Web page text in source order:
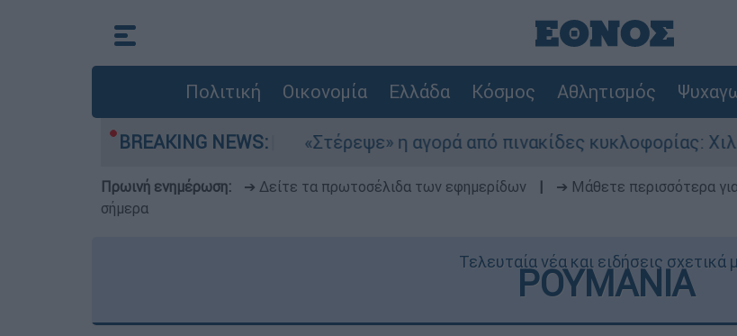
Πολιτική Οικονομία Ελλάδα Κόσμος Αθλητισμός
BREAKING NEWS:
στο Αιγαίο «Στέρεψε» η αγορά από πινακίδες κυκλοφορίας: Χιλιάδες
Πρωινή ενημέρωση: ➔ Δείτε τα πρωτοσέλιδα των εφημερίδων ➔ Μάθετε περισσότερα
σήμερα
Τελευταία νέα και ειδήσεις σχετικά
ΡΟΥΜΑΝΙΑ